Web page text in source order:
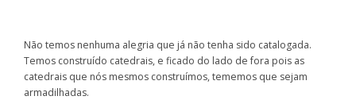
Não temos nenhuma alegria que já não tenha sido catalogada.
Temos construído catedrais, e ficado do lado de fora pois as
catedrais que nós mesmos construímos, tememos que sejam
armadilhadas.